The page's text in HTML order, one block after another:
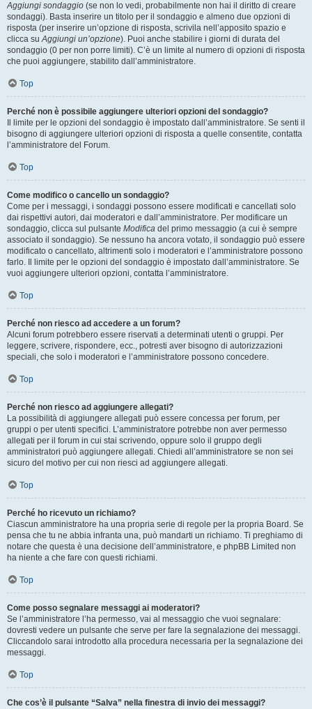
Aggiungi sondaggio (se non lo vedi, probabilmente non hai il diritto di creare
sondaggi). Basta inserire un titolo per il sondaggio e almeno due opzioni di
risposta (per inserire un’opzione di risposta, scrivila nell’apposito spazio e
clicca suAggiungi un’opzione). Puoi anche stabilire i giorni di durata del
sondaggio (0 per non porre limiti). C’è un limite al numero di opzioni di risposta
che puoi aggiungere, stabilito dall’amministratore.
Top
Perché non è possibile aggiungere ulteriori opzioni del sondaggio?
Il limite per le opzioni del sondaggio è impostato dall’amministratore. Se senti il
bisogno di aggiungere ulteriori opzioni di risposta a quelle consentite, contatta
l’amministratore del Forum.
Top
Come modifico o cancello un sondaggio?
Come per i messaggi, i sondaggi possono essere modificati e cancellati solo
dai rispettivi autori, dai moderatori e dall’amministratore. Per modificare un
sondaggio, clicca sul pulsante Modifica del primo messaggio (a cui è sempre
associato il sondaggio). Se nessuno ha ancora votato, il sondaggio può essere
modificato o cancellato, altrimenti solo i moderatori e l’amministratore possono
farlo. Il limite per le opzioni del sondaggio è impostato dall’amministratore. Se
vuoi aggiungere ulteriori opzioni, contatta l’amministratore.
Top
Perché non riesco ad accedere a un forum?
Alcuni forum potrebbero essere riservati a determinati utenti o gruppi. Per
leggere, scrivere, rispondere, ecc., potresti aver bisogno di autorizzazioni
speciali, che solo i moderatori e l’amministratore possono concedere.
Top
Perché non riesco ad aggiungere allegati?
La possibilità di aggiungere allegati può essere concessa per forum, per
gruppi o per utenti specifici. L’amministratore potrebbe non aver permesso
allegati per il forum in cui stai scrivendo, oppure solo il gruppo degli
amministratori può aggiungere allegati. Chiedi all’amministratore se non sei
sicuro del motivo per cui non riesci ad aggiungere allegati.
Top
Perché ho ricevuto un richiamo?
Ciascun amministratore ha una propria serie di regole per la propria Board. Se
pensa che tu ne abbia infranta una, può mandarti un richiamo. Ti preghiamo di
notare che questa è una decisione dell’amministratore, e phpBB Limited non
ha niente a che fare con questi richiami.
Top
Come posso segnalare messaggi ai moderatori?
Se l’amministratore l’ha permesso, vai al messaggio che vuoi segnalare:
dovresti vedere un pulsante che serve per fare la segnalazione dei messaggi.
Cliccandolo sarai introdotto alla procedura necessaria per la segnalazione dei
messaggi.
Top
Che cos’è il pulsante “Salva” nella finestra di invio dei messaggi?